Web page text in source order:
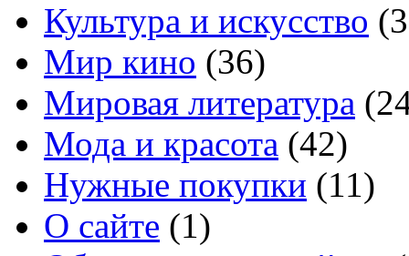
Культура и искусство
Мир кино (36)
Мировая литература
Мода и красота (42)
Нужные покупки (11)
О сайте (1)